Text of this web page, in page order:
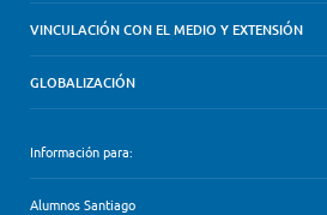
VINCULACIÓN CON EL MEDIO Y EXTENSIÓN
GLOBALIZACIÓN
Información para:
Alumnos Santiago